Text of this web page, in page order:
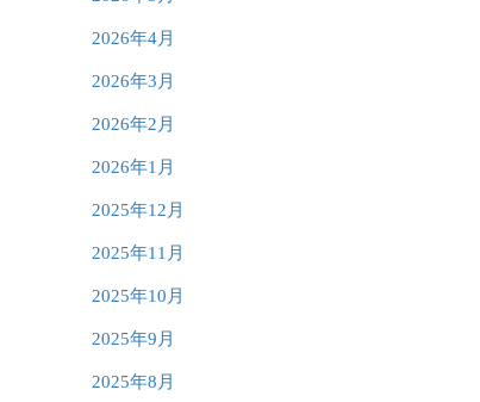
2026年4月
2026年3月
2026年2月
2026年1月
2025年12月
2025年11月
2025年10月
2025年9月
2025年8月